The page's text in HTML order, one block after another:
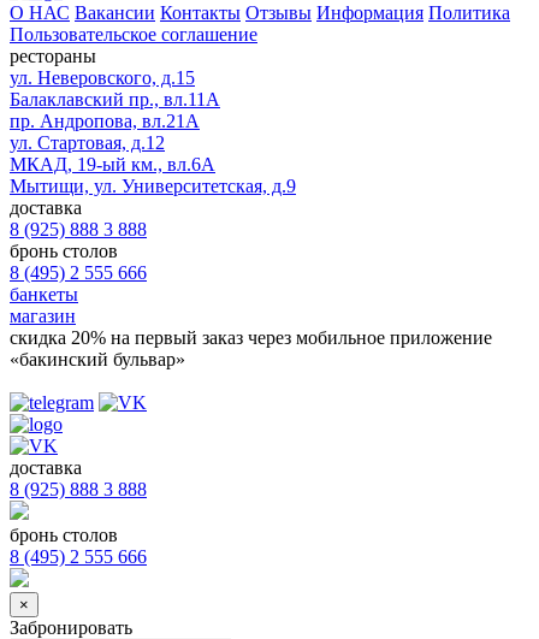
О НАС Вакансии Контакты Отзывы Информация Политика
Пользовательское соглашение
рестораны
ул. Неверовского, д.15
Балаклавский пр., вл.11А
пр. Андропова, вл.21А
ул. Стартовая, д.12
МКАД, 19-ый км., вл.6А
Мытищи, ул. Университетская, д.9
доставка
8 (925) 888 3 888
бронь столов
8 (495) 2 555 666
банкеты
магазин
скидка 20% на первый заказ через мобильное приложение
«бакинский бульвар»
доставка
8 (925) 888 3 888
бронь столов
8 (495) 2 555 666
×
Забронировать